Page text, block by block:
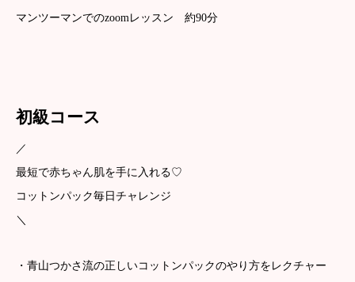
マンツーマンでのzoomレッスン 約90分
初級コース
／
最短で赤ちゃん肌を手に入れる♡
コットンパック毎日チャレンジ
＼
・青山つかさ流の正しいコットンパックのやり方をレクチャー